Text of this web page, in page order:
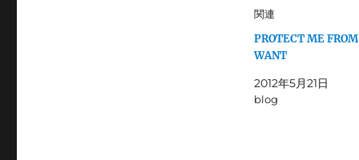
i
t
e
r
で
有
(
新
す
ク
リ
関連
PROTECT ME
WANT
2012年5月21日
blog